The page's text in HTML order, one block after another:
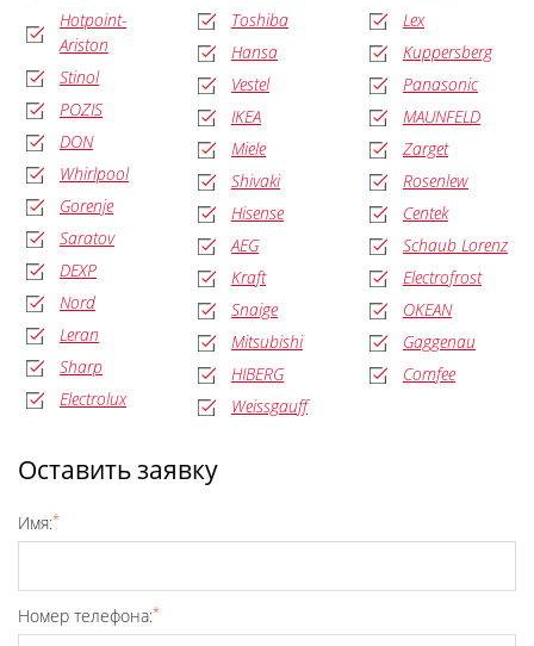
Hotpoint-
Ariston
Stinol
POZIS
DON
Whirlpool
Gorenje
Saratov
DEXP
Nord
Leran
Sharp
Electrolux
Toshiba
Hansa
Vestel
IKEA
Miele
Shivaki
Hisense
AEG
Kraft
Snaige
Mitsubishi
HIBERG
Weissgauff
Lex
Kuppersberg
Panasonic
MAUNFELD
Zarget
Rosenlew
Centek
Schaub Lorenz
Electrofrost
OKEAN
Gaggenau
Comfee
Оставить заявку
Имя:*
Номер телефона:*